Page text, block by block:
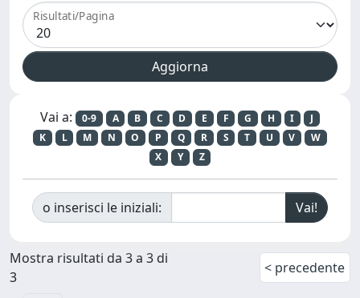
Risultati/Pagina
Vai a: 0-9 A B C D E F G H I
J
K
L M N O P Q R S T U V
W
X
Y Z
o inserisci le iniziali:
Mostra risultati da 3 a 3 di
3
< precedente